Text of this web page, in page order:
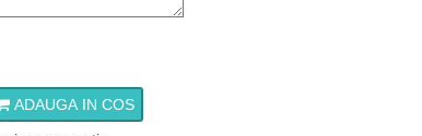
ADAUGA IN COS